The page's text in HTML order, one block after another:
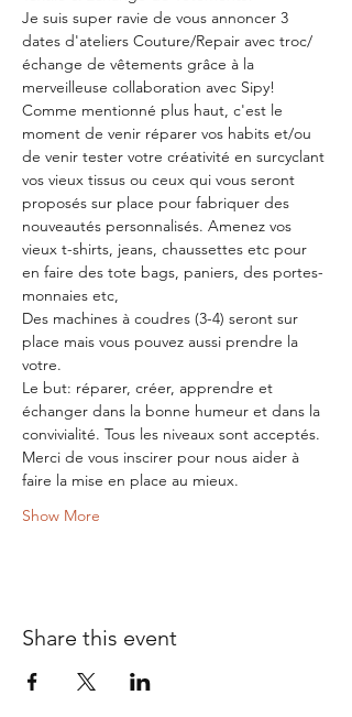
Je suis super ravie de vous annoncer 3
dates d'ateliers Couture/Repair avec troc/
échange de vêtements grâce à la
merveilleuse collaboration avec Sipy!
Comme mentionné plus haut, c'est le
moment de venir réparer vos habits et/ou
de venir tester votre créativité en surcyclant
vos vieux tissus ou ceux qui vous seront
proposés sur place pour fabriquer des
nouveautés personnalisés. Amenez vos
vieux t-shirts, jeans, chaussettes etc pour
en faire des tote bags, paniers, des portes-
monnaies etc,
Des machines à coudres (3-4) seront sur
place mais vous pouvez aussi prendre la
votre.
Le but: réparer, créer, apprendre et
échanger dans la bonne humeur et dans la
convivialité. Tous les niveaux sont acceptés.
Merci de vous inscirer pour nous aider à
faire la mise en place au mieux.
Show More
Share this event